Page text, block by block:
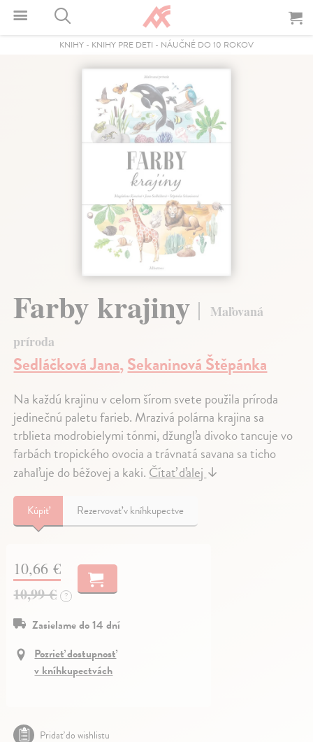
KNIHY - KNIHY PRE DETI - NÁUČNÉ DO 10 ROKOV
Farby krajiny
Maľovaná
príroda
Sedláčková Jana,Sekaninová Štěpánka
Na každú krajinu v celom šírom svete použila príroda
jedinečnú paletu farieb. Mrazivá polárna krajina sa
trblieta modrobielymi tónmi, džungľa divoko tancuje vo
farbách tropického ovocia a trávnatá savana sa ticho
zahaľuje do béžovej a kaki.Čítať ďalej↓
Kúpiť Rezervovať v kníhkupectve
10,66 €
10,99 € ?
Zasielame do 14 dní
Pozrieť dostupnosť
v kníhkupectvách
Pridať do wishlistu